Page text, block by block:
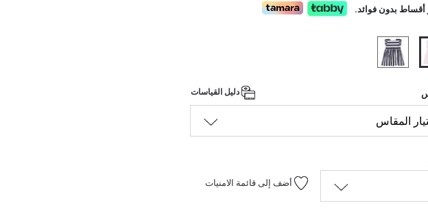
أقساط بدون فوائد.
المقاس
أضف إلى قائمة الامنيات